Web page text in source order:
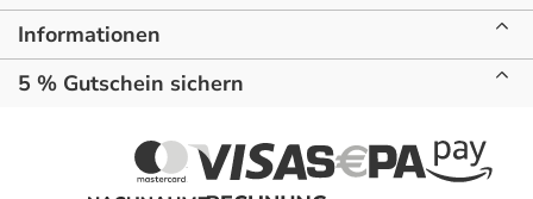
Informationen
5 % Gutschein sichern